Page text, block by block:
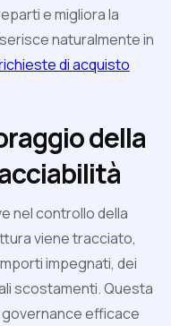
e migliora la
naturalmente in
di acquisto
della
nel controllo della
viene tracciato,
impegnati, dei
scostamenti. Questa
efficace